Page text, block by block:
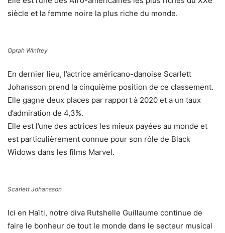
siècle et la femme noire la plus riche du monde.
Oprah Winfrey
En dernier lieu, l’actrice américano-danoise Scarlett
Johansson prend la cinquième position de ce classement.
Elle gagne deux places par rapport à 2020 et a un taux
d’admiration de 4,3%.
Elle est l’une des actrices les mieux payées au monde et
est particulièrement connue pour son rôle de Black
Widows dans les films Marvel.
Scarlett Johansson
Ici en Haïti, notre diva Rutshelle Guillaume continue de
faire le bonheur de tout le monde dans le secteur musical